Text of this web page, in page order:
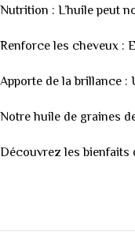
Nutrition : L’huile peut
Renforce les cheveux :
Apporte de la brillance :
Notre huile de graines
Découvrez les bienfaits